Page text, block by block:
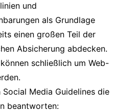
und
als Grundlage
einen großen Teil der
Absicherung abdecken.
schließlich um Web-
Media Guidelines die
beantworten: